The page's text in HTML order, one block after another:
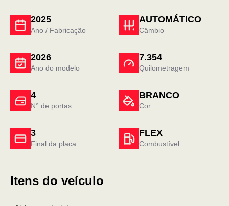
2025
Ano / Fabricação
AUTOMÁTICO
Câmbio
4
N° de portas
BRANCO
Cor
2026
Ano do modelo
7.354
Quilometragem
3
Final da placa
FLEX
Combustível
Itens do veículo